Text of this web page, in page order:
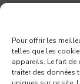
Pour offrir les
telles que les
appareils. Le fait
traiter des données
Assistance